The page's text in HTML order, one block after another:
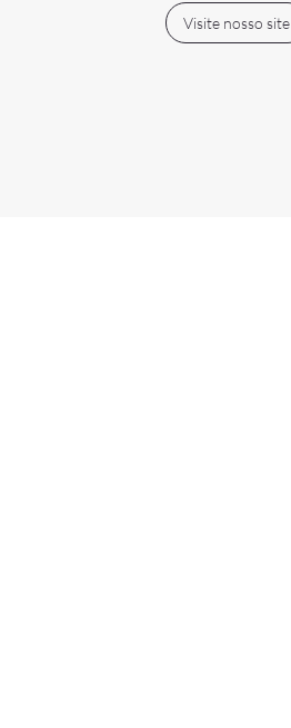
Visite nosso site